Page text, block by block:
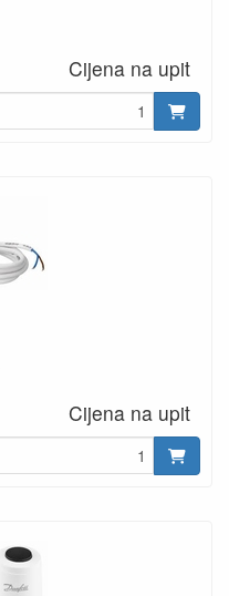
Cijena na upit
Cijena na upit